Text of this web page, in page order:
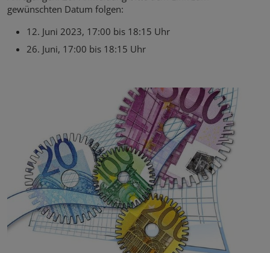
gewünschten Datum folgen:
12. Juni 2023, 17:00 bis 18:15 Uhr
26. Juni, 17:00 bis 18:15 Uhr